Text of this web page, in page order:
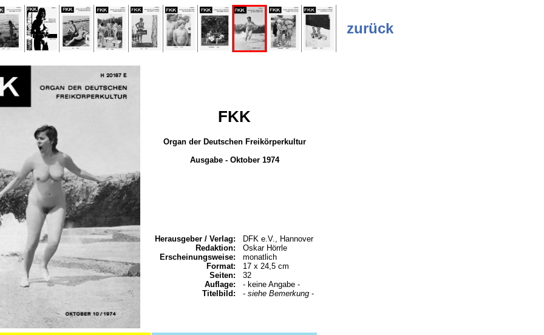
zurück
FKK
Organ der Deutschen Freikörperkultur
Ausgabe - Oktober 1974
Herausgeber / Verlag:
Redaktion:
Erscheinungsweise:
Format:
Seiten:
Auflage:
Titelbild:
DFK e.V., Hannover
Oskar Hörrle
monatlich
17 x 24,5 cm
32
- keine Angabe -
- siehe Bemerkung -